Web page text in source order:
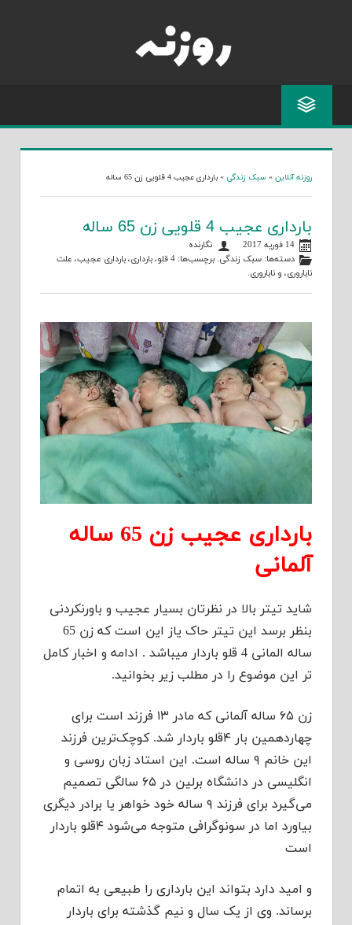
روزنه آنلاین » سبک زندگی » بارداری عجیب 4 قلویی زن 65 ساله
بارداری عجیب 4 قلویی زن 65 ساله
14 فوریه 2017
نگارنده
دسته‌ها:سبک زندگی. برچسب‌ها:4 قلو ،بارداری،بارداری عجیب، علت
ناباروری، و ناباروری.
بارداری عجیب زن 65 ساله
آلمانی
شاید تیتر بالا در نظرتان بسیار عجیب و باورنکردنی
بنظر برسد این تیتر حاک یاز این است که زن 65
ساله المانی 4 قلو باردار میباشد . ادامه و اخبار کامل
تر این موضوع را در مطلب زیر بخوانید.
زن ۶۵ ساله آلمانی که مادر ۱۳ فرزند است برای
چهاردهمین بار ۴قلو باردار شد. کوچک‌ترین فرزند
این خانم ۹ ساله است. این استاد زبان روسی و
انگلیسی در دانشگاه برلین در ۶۵ سالگی تصمیم
می‌گیرد برای فرزند ۹ ساله خود خواهر یا برادر دیگری
بیاورد اما در سونوگرافی متوجه می‌شود ۴قلو باردار
است
و امید دارد بتواند این بارداری را طبیعی به اتمام
برساند. وی از یک سال و نیم گذشته برای باردار